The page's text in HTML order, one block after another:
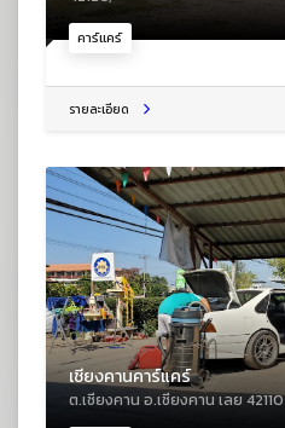
คาร์แคร์
รายละเอียด
เชียงคานคาร์แคร์
ต.เชียงคาน อ.เชียงคาน เลย 42110